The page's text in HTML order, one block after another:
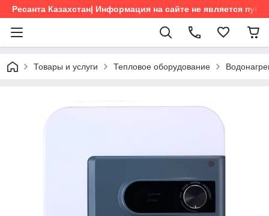
Ресанта Казахстан| Информация на сайте не является
Товары и услуги Тепловое оборудование